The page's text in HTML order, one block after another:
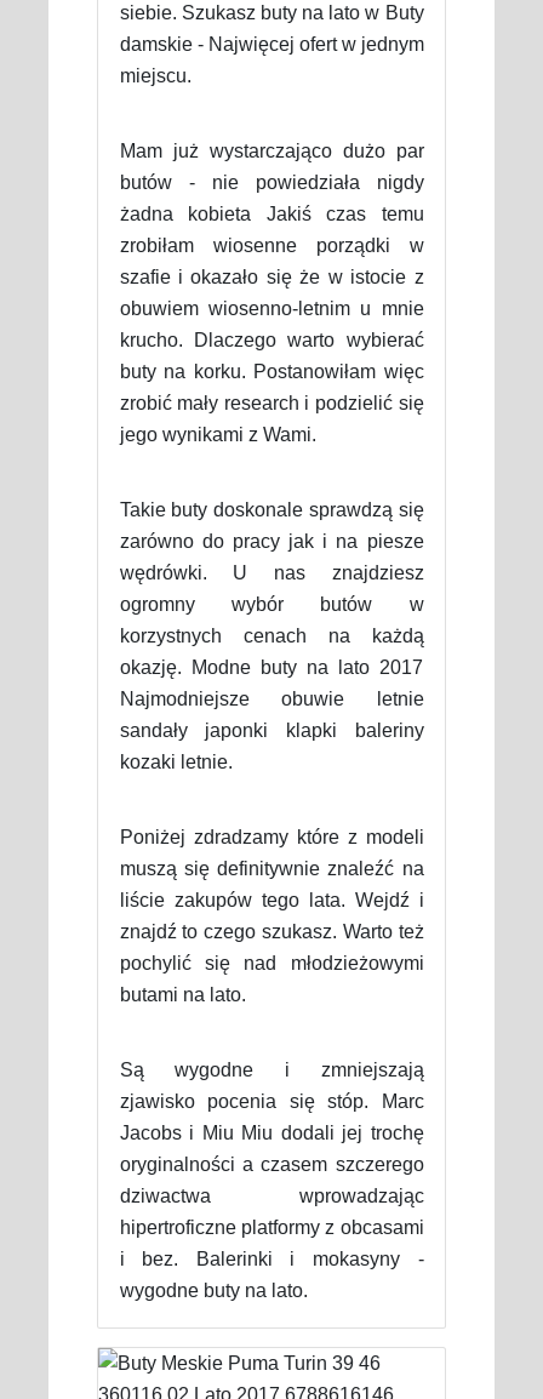
siebie. Szukasz buty na lato w Buty
damskie - Najwięcej ofert w jednym
miejscu.
Mam już wystarczająco dużo par
butów - nie powiedziała nigdy
żadna kobieta Jakiś czas temu
zrobiłam wiosenne porządki w
szafie i okazało się że w istocie z
obuwiem wiosenno-letnim u mnie
krucho. Dlaczego warto wybierać
buty na korku. Postanowiłam więc
zrobić mały research i podzielić się
jego wynikami z Wami.
Takie buty doskonale sprawdzą się
zarówno do pracy jak i na piesze
wędrówki. U nas znajdziesz
ogromny wybór butów w
korzystnych cenach na każdą
okazję. Modne buty na lato 2017
Najmodniejsze obuwie letnie
sandały japonki klapki baleriny
kozaki letnie.
Poniżej zdradzamy które z modeli
muszą się definitywnie znaleźć na
liście zakupów tego lata. Wejdź i
znajdź to czego szukasz. Warto też
pochylić się nad młodzieżowymi
butami na lato.
Są wygodne i zmniejszają
zjawisko pocenia się stóp. Marc
Jacobs i Miu Miu dodali jej trochę
oryginalności a czasem szczerego
dziwactwa wprowadzając
hipertroficzne platformy z obcasami
i bez. Balerinki i mokasyny -
wygodne buty na lato.